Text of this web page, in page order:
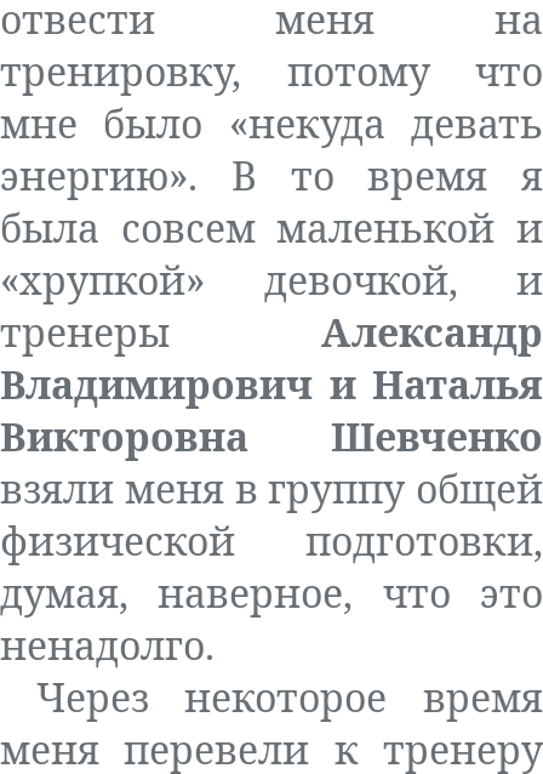
отвести меня на
тренировку, потому что
мне было «некуда девать
энергию». В то время я
была совсем маленькой и
«хрупкой» девочкой, и
тренеры Александр
Владимирович и Наталья
Викторовна Шевченко
взяли меня в группу общей
физической подготовки,
думая, наверное, что это
ненадолго.
Через некоторое время
меня перевели к тренеру